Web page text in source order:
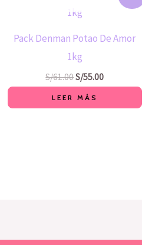
Pack Denman Potao De Amor
1kg
S/61.00
original
S/61.00.
S/55.00
S/55.00.
LEER MÁS